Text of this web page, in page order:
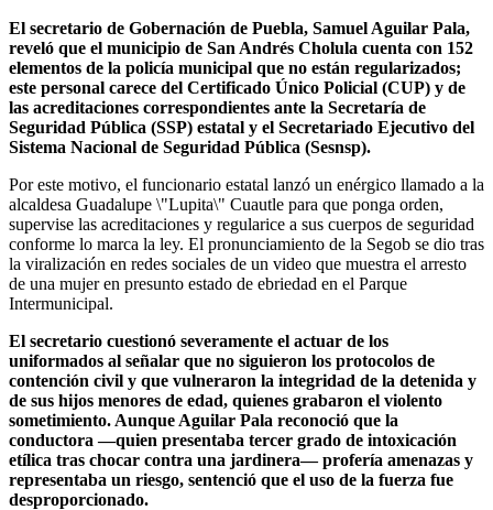
El secretario de Gobernación de Puebla, Samuel Aguilar Pala,
reveló que el municipio de San Andrés Cholula cuenta con 152
elementos de la policía municipal que no están regularizados;
este personal carece del Certificado Único Policial (CUP) y de
las acreditaciones correspondientes ante la Secretaría de
Seguridad Pública (SSP) estatal y el Secretariado Ejecutivo del
Sistema Nacional de Seguridad Pública (Sesnsp).
Por este motivo, el funcionario estatal lanzó un enérgico llamado a la
alcaldesa Guadalupe \"Lupita\" Cuautle para que ponga orden,
supervise las acreditaciones y regularice a sus cuerpos de seguridad
conforme lo marca la ley. El pronunciamiento de la Segob se dio tras
la viralización en redes sociales de un video que muestra el arresto
de una mujer en presunto estado de ebriedad en el Parque
Intermunicipal.
El secretario cuestionó severamente el actuar de los
uniformados al señalar que no siguieron los protocolos de
contención civil y que vulneraron la integridad de la detenida y
de sus hijos menores de edad, quienes grabaron el violento
sometimiento. Aunque Aguilar Pala reconoció que la
conductora —quien presentaba tercer grado de intoxicación
etílica tras chocar contra una jardinera— profería amenazas y
representaba un riesgo, sentenció que el uso de la fuerza fue
desproporcionado.